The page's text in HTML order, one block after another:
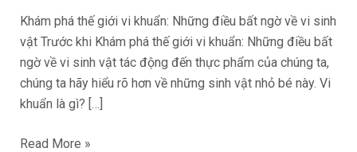
Khám phá thế giới vi khuẩn: Những điều bất ngờ về vi sinh
vật Trước khi Khám phá thế giới vi khuẩn: Những điều bất
ngờ về vi sinh vật tác động đến thực phẩm của chúng ta,
chúng ta hãy hiểu rõ hơn về những sinh vật nhỏ bé này. Vi
khuẩn là gì? […]
Read More »